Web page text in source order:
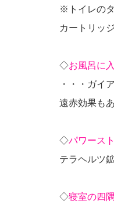
※トイレの
カートリッ
◇お風呂に
・・・ガイ
遠赤効果も
◇パワース
テラヘルツ
◇寝室の四